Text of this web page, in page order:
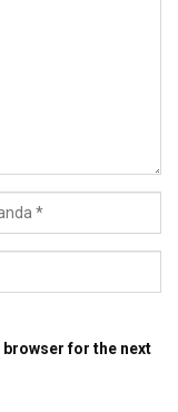
browser for the next